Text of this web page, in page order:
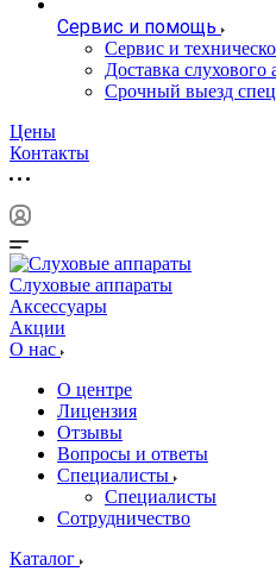
Сервис и помощь
Сервис и
Доставка слухового
Срочный выезд
Цены
Контакты
Слуховые аппараты
Аксессуары
Акции
О нас
О центре
Лицензия
Отзывы
Вопросы и ответы
Специалисты
Специалисты
Сотрудничество
Каталог